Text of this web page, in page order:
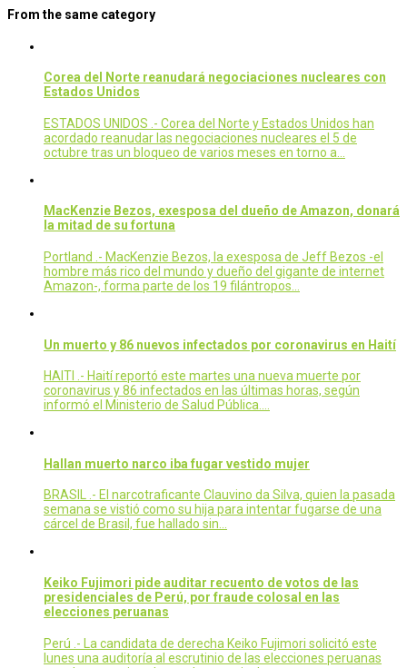
From the same category
Corea del Norte reanudará negociaciones nucleares con
Estados Unidos
ESTADOS UNIDOS .- Corea del Norte y Estados Unidos han
acordado reanudar las negociaciones nucleares el 5 de
octubre tras un bloqueo de varios meses en torno a…
MacKenzie Bezos, exesposa del dueño de Amazon, donará
la mitad de su fortuna
Portland .- MacKenzie Bezos, la exesposa de Jeff Bezos -el
hombre más rico del mundo y dueño del gigante de internet
Amazon-, forma parte de los 19 filántropos…
Un muerto y 86 nuevos infectados por coronavirus en Haití
HAITI .- Haití reportó este martes una nueva muerte por
coronavirus y 86 infectados en las últimas horas, según
informó el Ministerio de Salud Pública.…
Hallan muerto narco iba fugar vestido mujer
BRASIL .- El narcotraficante Clauvino da Silva, quien la pasada
semana se vistió como su hija para intentar fugarse de una
cárcel de Brasil, fue hallado sin…
Keiko Fujimori pide auditar recuento de votos de las
presidenciales de Perú, por fraude colosal en las
elecciones peruanas
Perú .- La candidata de derecha Keiko Fujimori solicitó este
lunes una auditoría al escrutinio de las elecciones peruanas